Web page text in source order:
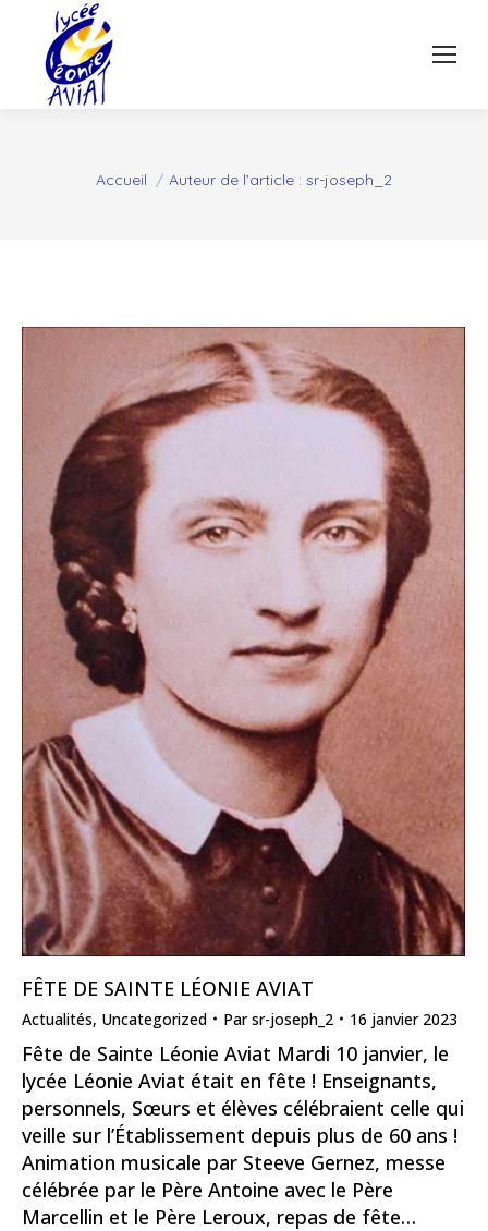
Vous êtes ici :
Accueil Auteur de l’article : sr-joseph_2
FÊTE DE SAINTE LÉONIE AVIAT
Actualités, Uncategorized Parsr-joseph_2 16 janvier 2023
Fête de Sainte Léonie Aviat Mardi 10 janvier, le
lycée Léonie Aviat était en fête ! Enseignants,
personnels, Sœurs et élèves célébraient celle qui
veille sur l’Établissement depuis plus de 60 ans !
Animation musicale par Steeve Gernez, messe
célébrée par le Père Antoine avec le Père
Marcellin et le Père Leroux, repas de fête…